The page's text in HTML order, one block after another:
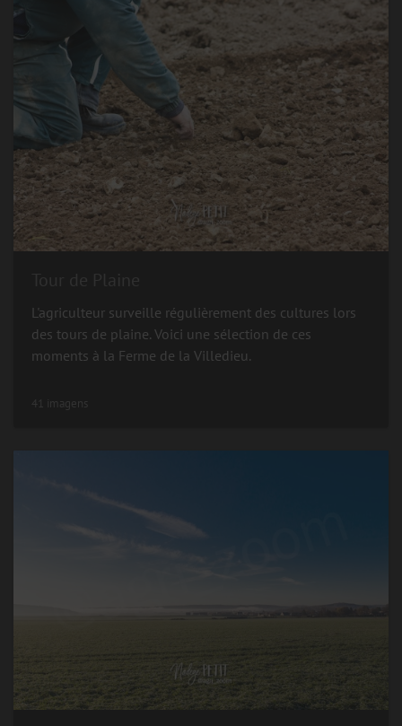
L'agriculteur surveille régulièrement des cultures lors
des tours de plaine. Voici une sélection de ces
moments à la Ferme de la Villedieu.
41 imagens